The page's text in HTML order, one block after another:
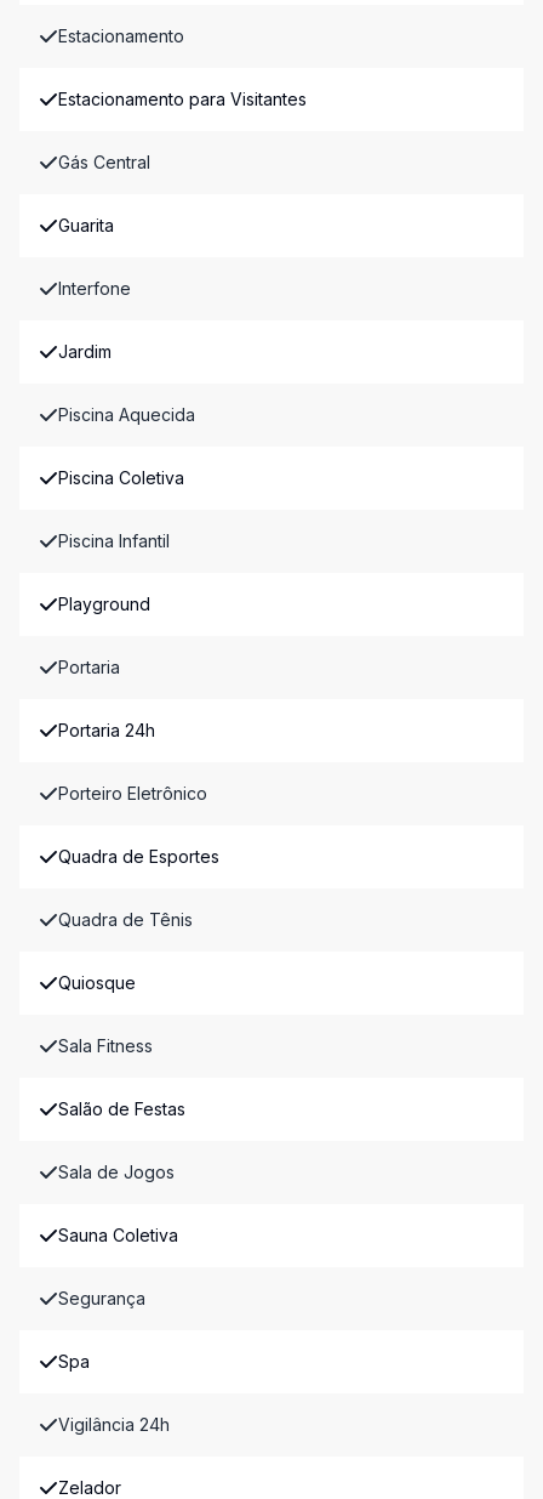
Estacionamento
Estacionamento para Visitantes
Gás Central
Guarita
Interfone
Jardim
Piscina Aquecida
Piscina Coletiva
Piscina Infantil
Playground
Portaria
Portaria 24h
Porteiro Eletrônico
Quadra de Esportes
Quadra de Tênis
Quiosque
Sala Fitness
Salão de Festas
Sala de Jogos
Sauna Coletiva
Segurança
Spa
Vigilância 24h
Zelador